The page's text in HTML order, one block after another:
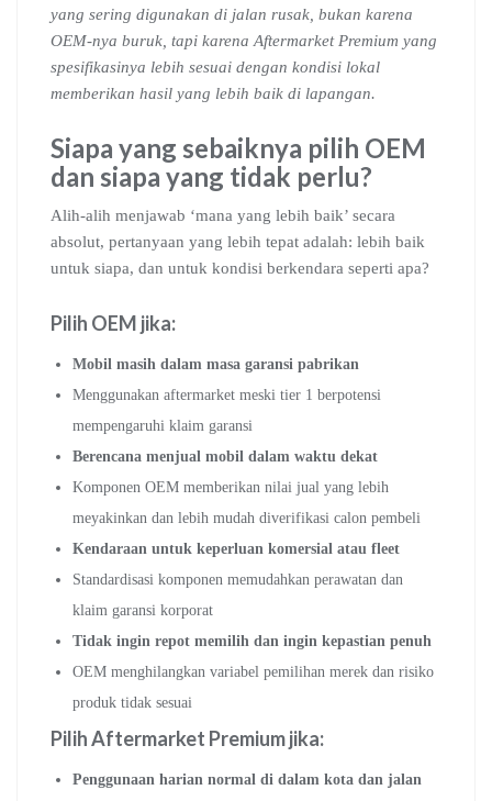
yang sering digunakan di jalan rusak, bukan karena
OEM-nya buruk, tapi karena Aftermarket Premium yang
spesifikasinya lebih sesuai dengan kondisi lokal
memberikan hasil yang lebih baik di lapangan.
Siapa yang sebaiknya pilih OEM
dan siapa yang tidak perlu?
Alih-alih menjawab ‘mana yang lebih baik’ secara
absolut, pertanyaan yang lebih tepat adalah: lebih baik
untuk siapa, dan untuk kondisi berkendara seperti apa?
Pilih OEM jika:
Mobil masih dalam masa garansi pabrikan
Menggunakan aftermarket meski tier 1 berpotensi
mempengaruhi klaim garansi
Berencana menjual mobil dalam waktu dekat
Komponen OEM memberikan nilai jual yang lebih
meyakinkan dan lebih mudah diverifikasi calon pembeli
Kendaraan untuk keperluan komersial atau fleet
Standardisasi komponen memudahkan perawatan dan
klaim garansi korporat
Tidak ingin repot memilih dan ingin kepastian penuh
OEM menghilangkan variabel pemilihan merek dan risiko
produk tidak sesuai
Pilih Aftermarket Premium jika:
Penggunaan harian normal di dalam kota dan jalan